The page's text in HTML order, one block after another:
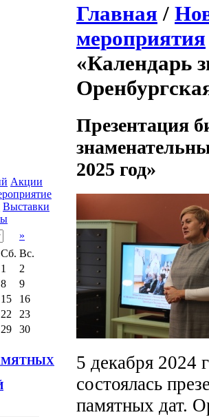
Акции
Выставки
»
Сб. Вс.
1
2
8
9
15
16
22
23
29
30
Главная /
мероприятия
«Календарь
Презентация
2025 год»
5 декабря 2024
состоялась
памятных дат.